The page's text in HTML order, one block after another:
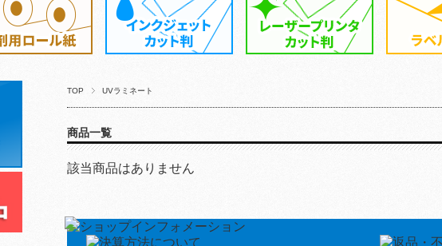
TOP UVラミネート
商品一覧
該当商品はありません